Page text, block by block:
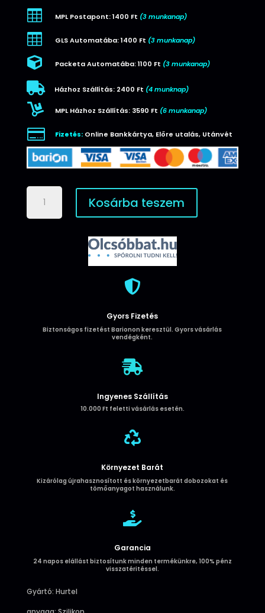
 MPL Postapont: 1400 Ft (3 munkanap)
 GLS Automatába: 1400 Ft (3 munkanap)
 Packeta Automatába: 1100 Ft (3 munkanap)
 Házhoz Szállítás: 2400 Ft (4 munknap)
 MPL Házhoz Szállítás: 3590 Ft (6 munkanap)
 Fizetés:Online Bankkártya, Előre utalás, Utánvét
Huawei
Lite
Kosárba teszem

Gyors Fizetés
Biztonságos fizetést Barionon keresztül. Gyors vásárlás
vendégként.

Ingyenes Szállítás
10.000 Ft feletti vásárlás esetén.

Környezet Barát
Kizárólag újrahasznosított és környezetbarát dobozokat és
tömőanyagot használunk.

Garancia
24 napos elállást biztosítunk minden termékünkre, 100% pénz
visszatéritéssel.
Gyártó: Hurtel